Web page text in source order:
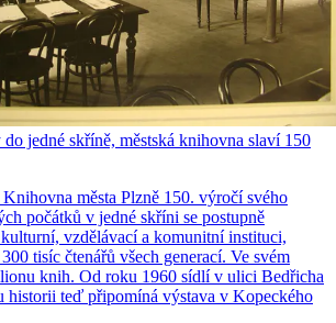
jedné skříně, městská knihovna slaví 150
města Plzně 150. výročí svého
počátků v jedné skříni se postupně
vzdělávací a komunitní instituci,
tisíc čtenářů všech generací. Ve svém
knih. Od roku 1960 sídlí v ulici Bedřicha
historii teď připomíná výstava v Kopeckého